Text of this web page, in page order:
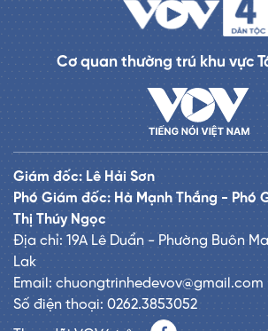
Cơ quan thường trú khu vực
Giám đốc: Lê Hải Sơn
Phó Giám đốc: Hà Mạnh Thắng - Phó
Thị Thúy Ngọc
Địa chỉ: 19A Lê Duẩn - Phường Buôn
Lak
Email: chuongtrinhedevov@gmail.com
Số điện thoại: 0262.3853052